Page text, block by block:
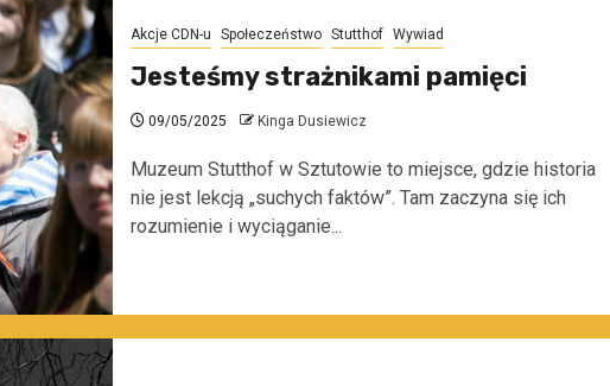
Akcje CDN-u Społeczeństwo Stutthof Wywiad
Jesteśmy strażnikami pamięci
09/05/2025 Kinga Dusiewicz
Muzeum Stutthof w Sztutowie to miejsce, gdzie historia
nie jest lekcją „suchych faktów”. Tam zaczyna się ich
rozumienie i wyciąganie...